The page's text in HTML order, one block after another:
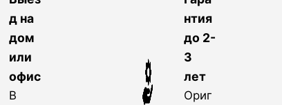
д на
дом
или
офис
В
нтия
до 2-
3
лет
Ориг